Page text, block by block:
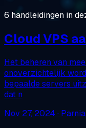
6 handleidingen in
Cloud VPS
Het beheren van
onoverzichtelijk
bepaalde servers
dat n
Nov 27, 2024 ·